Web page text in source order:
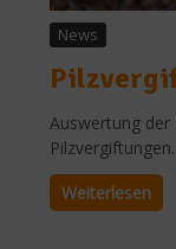
News
Auswertung der
Weiterlesen